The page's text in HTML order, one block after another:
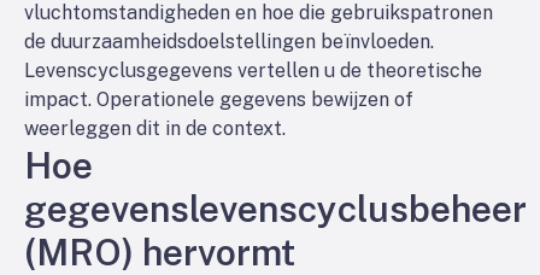
vluchtomstandigheden en hoe die gebruikspatronen
de duurzaamheidsdoelstellingen beïnvloeden.
Levenscyclusgegevens vertellen u de theoretische
impact. Operationele gegevens bewijzen of
weerleggen dit in de context.
Hoe
gegevenslevenscyclusbeheer
(MRO) hervormt